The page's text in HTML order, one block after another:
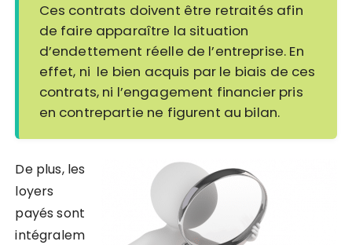
Ces contrats doivent être retraités afin
de faire apparaître la situation
d’endettement réelle de l’entreprise. En
effet, ni le bien acquis par le biais de ces
contrats, ni l’engagement financier pris
en contrepartie ne figurent au bilan.
De plus, les
loyers
payés sont
intégralem